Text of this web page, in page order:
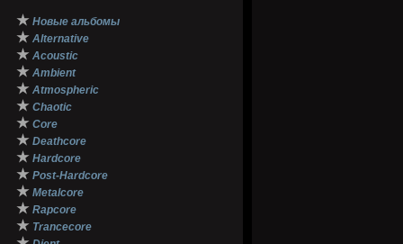
★ Новые альбомы
★ Alternative
★ Acoustic
★ Ambient
★ Atmospheric
★ Chaotic
★ Core
★ Deathcore
★ Hardcore
★ Post-Hardcore
★ Metalcore
★ Rapcore
★ Trancecore